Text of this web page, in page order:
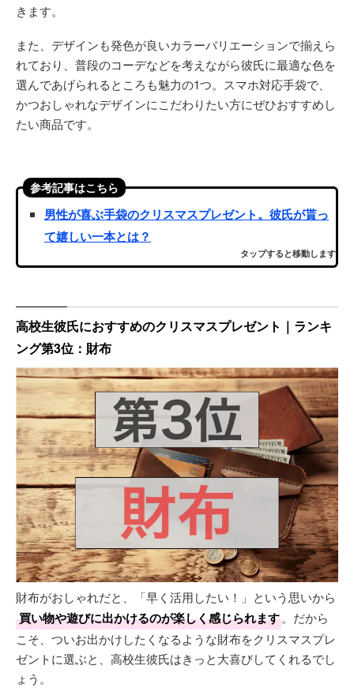
きます。
また、デザインも発色が良いカラーバリエーションで揃えら
れており、普段のコーデなどを考えながら彼氏に最適な色を
選んであげられるところも魅力の1つ。スマホ対応手袋で、
かつおしゃれなデザインにこだわりたい方にぜひおすすめし
たい商品です。
参考記事はこちら
男性が喜ぶ手袋のクリスマスプレゼント。彼氏が貰っ
て嬉しい一本とは？
タップすると移動します
高校生彼氏におすすめのクリスマスプレゼント｜ランキ
ング第3位：財布
財布がおしゃれだと、「早く活用したい！」という思いから
買い物や遊びに出かけるのが楽しく感じられます。だから
こそ、ついお出かけしたくなるような財布をクリスマスプレ
ゼントに選ぶと、高校生彼氏はきっと大喜びしてくれるでし
ょう。